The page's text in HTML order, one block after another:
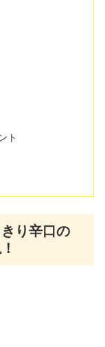
ト
り辛口の